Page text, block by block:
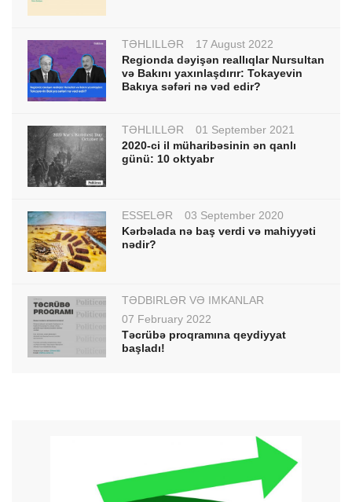
TƏHLİLLƏR
17 August 2022
Regionda dəyişən reallıqlar Nursultan
və Bakını yaxınlaşdırır: Tokayevin
Bakıya səfəri nə vəd edir?
TƏHLİLLƏR
01 September 2021
2020-ci il müharibəsinin ən qanlı
günü: 10 oktyabr
ESSELƏR
03 September 2020
Kərbəlada nə baş verdi və mahiyyəti
nədir?
TƏDBİRLƏR VƏ İMKANLAR
07 February 2022
Təcrübə proqramına qeydiyyat
başladı!